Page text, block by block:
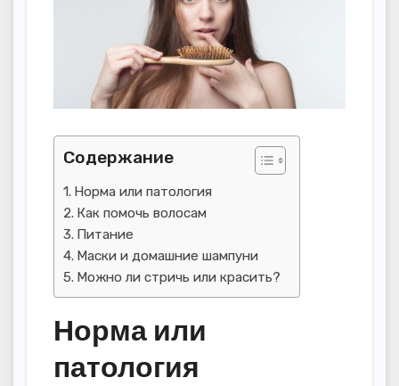
Содержание
Норма или патология
Как помочь волосам
Питание
Маски и домашние шампуни
Можно ли стричь или красить?
Норма или
патология